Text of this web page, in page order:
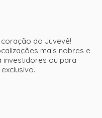
do Juvevê!
mais nobres e
investidores ou para